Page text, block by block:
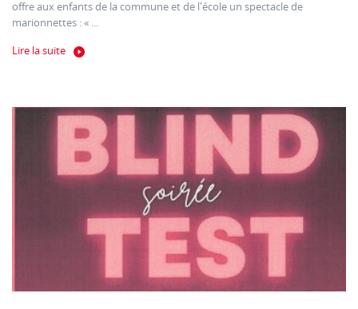
offre aux enfants de la commune et de l'école un spectacle de
marionnettes : « ...
Lire la suite